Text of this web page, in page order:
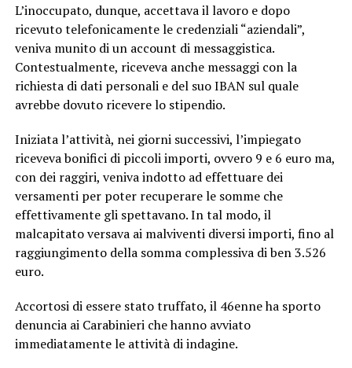
L’inoccupato, dunque, accettava il lavoro e dopo
ricevuto telefonicamente le credenziali “aziendali”,
veniva munito di un account di messaggistica.
Contestualmente, riceveva anche messaggi con la
richiesta di dati personali e del suo IBAN sul quale
avrebbe dovuto ricevere lo stipendio.
Iniziata l’attività, nei giorni successivi, l’impiegato
riceveva bonifici di piccoli importi, ovvero 9 e 6 euro ma,
con dei raggiri, veniva indotto ad effettuare dei
versamenti per poter recuperare le somme che
effettivamente gli spettavano. In tal modo, il
malcapitato versava ai malviventi diversi importi, fino al
raggiungimento della somma complessiva di ben 3.526
euro.
Accortosi di essere stato truffato, il 46enne ha sporto
denuncia ai Carabinieri che hanno avviato
immediatamente le attività di indagine.